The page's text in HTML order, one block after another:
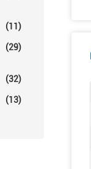
(11)
(29)
(32)
(13)